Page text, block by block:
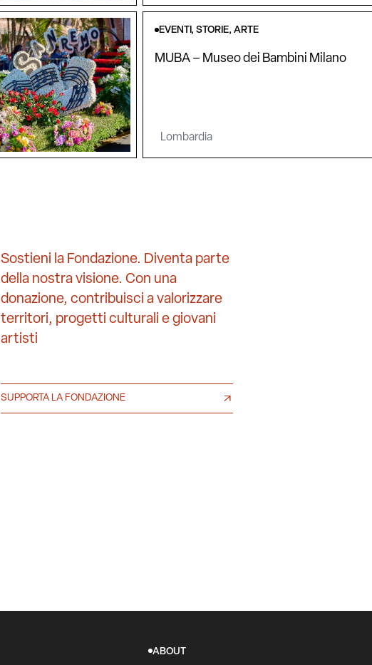
EVENTI, STORIE, ARTE
MUBA – Museo dei Bambini Milano
Lombardia
Sostieni la Fondazione. Diventa parte
della nostra visione. Con una
donazione, contribuisci a valorizzare
territori, progetti culturali e giovani
artisti
SUPPORTA LA FONDAZIONE
ABOUT